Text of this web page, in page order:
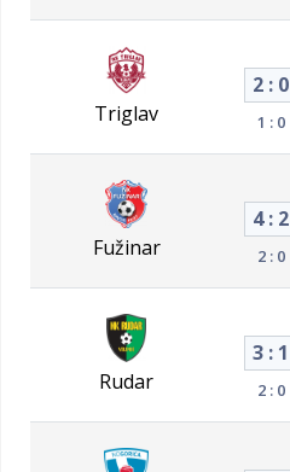
Triglav
2 : 0
1 : 0
Fužinar
4 : 2
2 : 0
Rudar
3 : 1
2 : 0